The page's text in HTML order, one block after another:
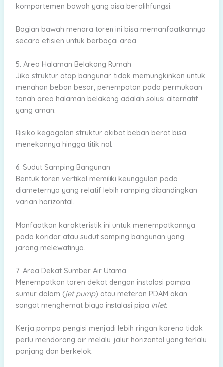
kompartemen bawah yang bisa beralihfungsi.
Bagian bawah menara toren ini bisa memanfaatkannya
secara efisien untuk berbagai area.
5. Area Halaman Belakang Rumah
Jika struktur atap bangunan tidak memungkinkan untuk
menahan beban besar, penempatan pada permukaan
tanah area halaman belakang adalah solusi alternatif
yang aman.
Risiko kegagalan struktur akibat beban berat bisa
menekannya hingga titik nol.
6. Sudut Samping Bangunan
Bentuk toren vertikal memiliki keunggulan pada
diameternya yang relatif lebih ramping dibandingkan
varian horizontal.
Manfaatkan karakteristik ini untuk menempatkannya
pada koridor atau sudut samping bangunan yang
jarang melewatinya.
7. Area Dekat Sumber Air Utama
Menempatkan toren dekat dengan instalasi pompa
sumur dalam (jet pump) atau meteran PDAM akan
sangat menghemat biaya instalasi pipa inlet.
Kerja pompa pengisi menjadi lebih ringan karena tidak
perlu mendorong air melalui jalur horizontal yang terlalu
panjang dan berkelok.